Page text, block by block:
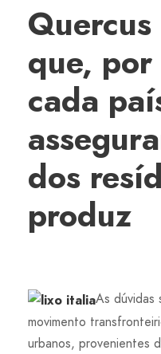
que,
cada
dos
produz
As dúvidas
movimento
urbanos, provenientes